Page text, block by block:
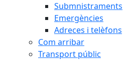
Submnistraments
Emergències
Adreces i telèfons
Com arribar
Transport públic